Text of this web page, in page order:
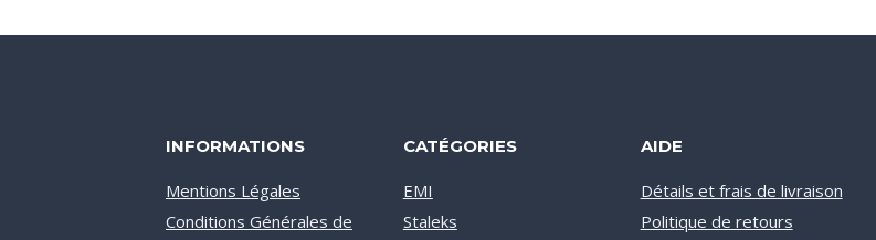
INFORMATIONS
Mentions Légales
Conditions Générales de
CATÉGORIES
EMI
Staleks
AIDE
Détails et frais de livraison
Politique de retours